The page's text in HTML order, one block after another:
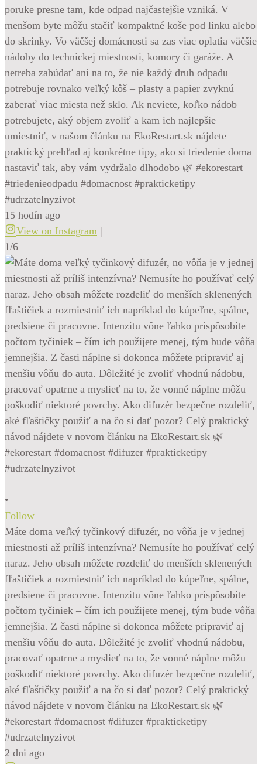
poruke presne tam, kde odpad najčastejšie vzniká. V
menšom byte môžu stačiť kompaktné koše pod linku alebo
do skrinky. Vo väčšej domácnosti sa zas viac oplatia väčšie
nádoby do technickej miestnosti, komory či garáže. A
netreba zabúdať ani na to, že nie každý druh odpadu
potrebuje rovnako veľký kôš – plasty a papier zvyknú
zaberať viac miesta než sklo. Ak neviete, koľko nádob
potrebujete, aký objem zvoliť a kam ich najlepšie
umiestniť, v našom článku na EkoRestart.sk nájdete
praktický prehľad aj konkrétne tipy, ako si triedenie doma
nastaviť tak, aby vám vydržalo dlhodobo 🌿 #ekorestart
#triedenieodpadu #domacnost #prakticketipy
#udrzatelnyzivot
15 hodín ago
View on Instagram |
1/6
•
Follow
Máte doma veľký tyčinkový difuzér, no vôňa je v jednej
miestnosti až príliš intenzívna? Nemusíte ho používať celý
naraz. Jeho obsah môžete rozdeliť do menších sklenených
fľaštičiek a rozmiestniť ich napríklad do kúpeľne, spálne,
predsiene či pracovne. Intenzitu vône ľahko prispôsobíte
počtom tyčiniek – čím ich použijete menej, tým bude vôňa
jemnejšia. Z časti náplne si dokonca môžete pripraviť aj
menšiu vôňu do auta. Dôležité je zvoliť vhodnú nádobu,
pracovať opatrne a myslieť na to, že vonné náplne môžu
poškodiť niektoré povrchy. Ako difuzér bezpečne rozdeliť,
aké fľaštičky použiť a na čo si dať pozor? Celý praktický
návod nájdete v novom článku na EkoRestart.sk 🌿
#ekorestart #domacnost #difuzer #prakticketipy
#udrzatelnyzivot
2 dni ago